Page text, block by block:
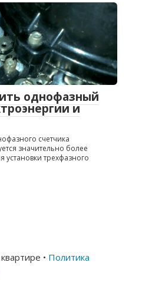
однофазный
и
счетчика
значительно более
установки трехфазного
• Политика